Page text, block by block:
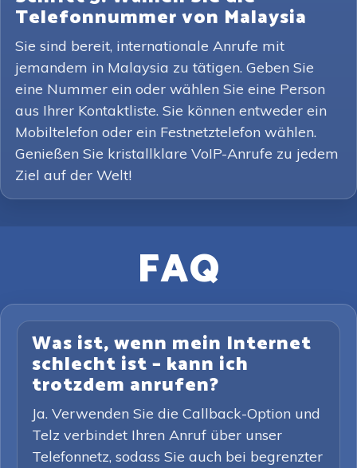
Telefonnummer von Malaysia
Sie sind bereit, internationale Anrufe mit
jemandem in Malaysia zu tätigen. Geben Sie
eine Nummer ein oder wählen Sie eine Person
aus Ihrer Kontaktliste. Sie können entweder ein
Mobiltelefon oder ein Festnetztelefon wählen.
Genießen Sie kristallklare VoIP-Anrufe zu jedem
Ziel auf der Welt!
FAQ
Was ist, wenn mein Internet
schlecht ist – kann ich
trotzdem anrufen?
Ja. Verwenden Sie die Callback-Option und
Telz verbindet Ihren Anruf über unser
Telefonnetz, sodass Sie auch bei begrenzter